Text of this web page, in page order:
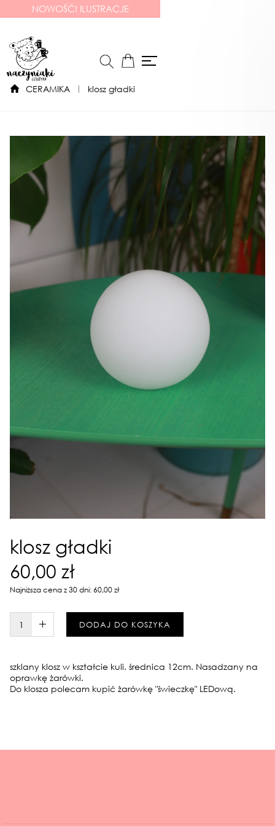
NOWOŚĆ! ILUSTRACJE
CERAMIKA klosz gładki
klosz gładki
60,00 zł
Najniższa cena z 30 dni: 60,00 zł
W KOSZYKU :)DODAJ DO KOSZYKA
szklany klosz w kształcie kuli. średnica 12cm. Nasadzany na
oprawkę żarówki.
Do klosza polecam kupić żarówkę "świeczkę" LEDową.